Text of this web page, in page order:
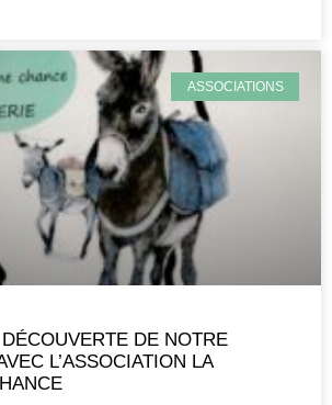
ASSOCIATIONS
DE NOTRE
L’ASSOCIATION LA